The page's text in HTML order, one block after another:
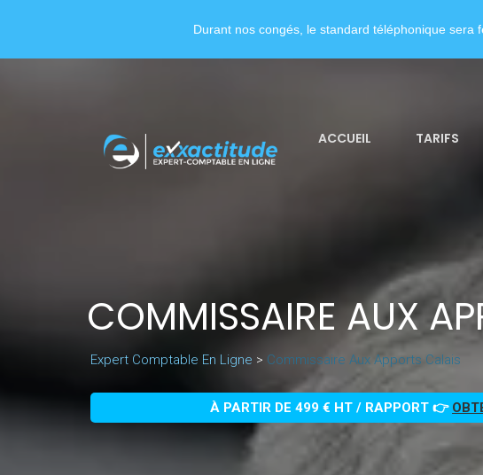
ACCUEIL TARIFS
COMMISSAIRE AUX
Expert Comptable En Ligne > Commissaire Aux Apports Calais
À PARTIR DE 499 € HT / RAPPORT 👉
Durant nos congés, le standard téléphonique sera